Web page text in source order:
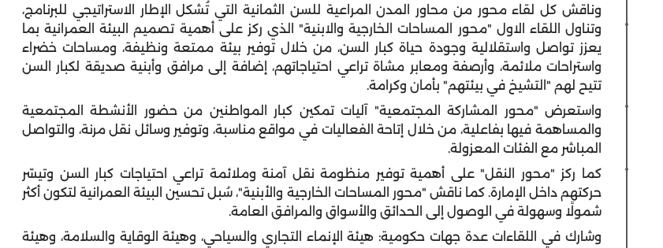
وناقش كل لقاء محور من محاور المدن المراعية للسن الثمانية التي تُشكل الإطار الاستراتيجي للبرنامج،
وتناول اللقاء الاول "محور المساحات الخارجية والابنية" الذي ركز على أهمية تصميم البيئة العمرانية بما
يعزز تواصل واستقلالية وجودة حياة كبار السن، من خلال توفير بيئة ممتعة ونظيفة، ومساحات خضراء
واستراحات ملائمة، وأرصفة ومعابر مشاة تراعي احتياجاتهم، إضافة إلى مرافق وأبنية صديقة لكبار السن
تتيح لهم "التشيخ في بيئتهم" بأمان وكرامة.
واستعرض "محور المشاركة المجتمعية" آليات تمكين كبار المواطنين من حضور الأنشطة المجتمعية
والمساهمة فيها بفاعلية، من خلال إتاحة الفعاليات في مواقع مناسبة، وتوفير وسائل نقل مرنة، والتواصل
المباشر مع الفئات المعزولة.
كما ركز "محور النقل" على أهمية توفير منظومة نقل آمنة وملائمة تراعي احتياجات كبار السن وتيسّر
حركتهم داخل الإمارة. كما ناقش "محور المساحات الخارجية والأبنية"، سُبل تحسين البيئة العمرانية لتكون أكثر
شمولًا وسهولة في الوصول إلى الحدائق والأسواق والمرافق العامة.
وشارك في اللقاءات عدة جهات حكومية: هيئة الإنماء التجاري والسياحي، وهيئة الوقاية والسلامة، وهيئة